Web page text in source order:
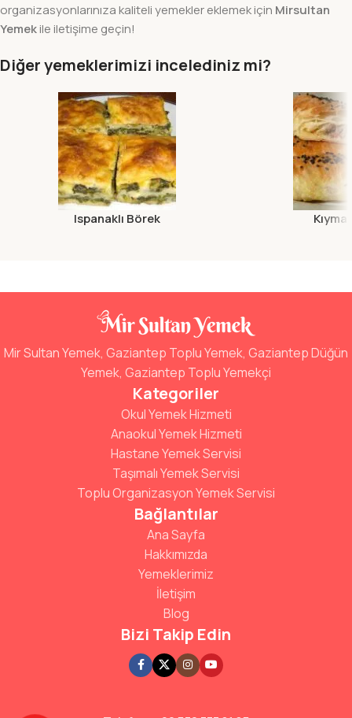
organizasyonlarınıza kaliteli yemekler eklemek için Mirsultan
Yemekile iletişime geçin!
Diğer yemeklerimizi incelediniz mi?
Ispanaklı Börek
Mir Sultan Yemek, Gaziantep Toplu Yemek, Gaziantep Düğün
Yemek, Gaziantep Toplu Yemekçi
Kategoriler
Okul Yemek Hizmeti
Anaokul Yemek Hizmeti
Hastane Yemek Servisi
Taşımalı Yemek Servisi
Toplu Organizasyon Yemek Servisi
Bağlantılar
Ana Sayfa
Hakkımızda
Yemeklerimiz
İletişim
Blog
Bizi Takip Edin